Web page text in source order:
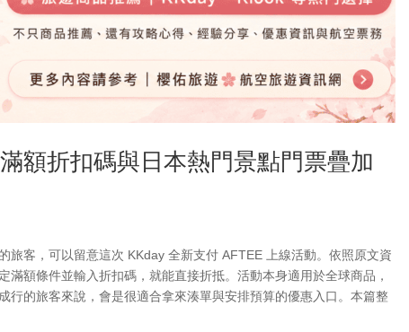
額折扣碼與日本熱門景點門票疊加
旅客，可以留意這次 KKday 全新支付 AFTEE 上線活動。依照原文資
額條件並輸入折扣碼，就能直接折抵。活動本身適用於全球商品，
行的旅客來說，會是很適合拿來湊單與安排預算的優惠入口。本篇整